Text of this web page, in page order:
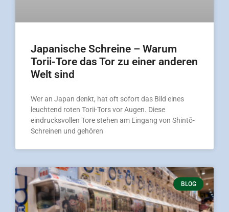
Japanische Schreine – Warum
Torii-Tore das Tor zu einer anderen
Welt sind
Wer an Japan denkt, hat oft sofort das Bild eines
leuchtend roten Torii-Tors vor Augen. Diese
eindrucksvollen Tore stehen am Eingang von Shintō-
Schreinen und gehören
BLOG